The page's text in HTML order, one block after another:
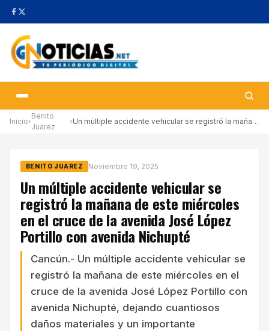
Inicio›
Benito
Juarez
› Un múltiple accidente vehicular se registró la mañana de este mi…
BENITO JUAREZ Noviembre 19, 2025
Un múltiple accidente vehicular se
registró la mañana de este miércoles
en el cruce de la avenida José López
Portillo con avenida Nichupté
Cancún.- Un múltiple accidente vehicular se
registró la mañana de este miércoles en el
cruce de la avenida José López Portillo con
avenida Nichupté, dejando cuantiosos
daños materiales y un importante